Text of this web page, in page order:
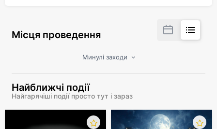
практичні інструменти для «детоксу»
відповіді на ваші запитання;
Про що поговоримо:
Як чути одне одного?
Як долати конфлікти без втрат?
Місця проведення
Минулі заходи
Найближчі події
Найгарячіші події просто тут і зараз